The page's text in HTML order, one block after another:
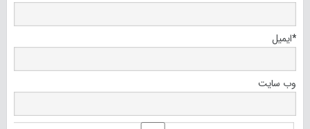
ایمیل*
وب‌ سایت